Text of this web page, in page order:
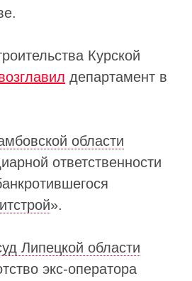
Курской
департамент в
области
ответственности
».
Липецкой области
экс-оператора